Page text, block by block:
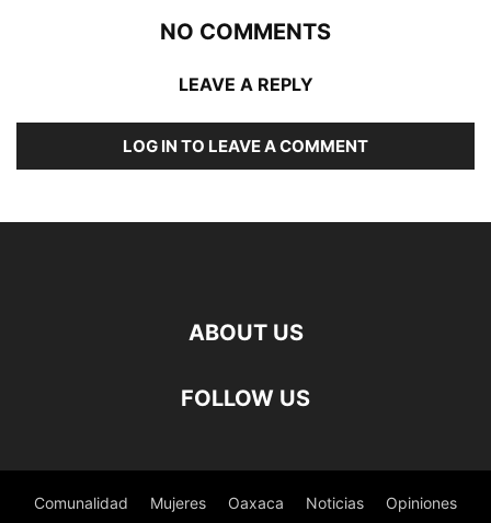
NO COMMENTS
LEAVE A REPLY
LOG IN TO LEAVE A COMMENT
ABOUT US
FOLLOW US
Comunalidad Mujeres Oaxaca Noticias Opiniones